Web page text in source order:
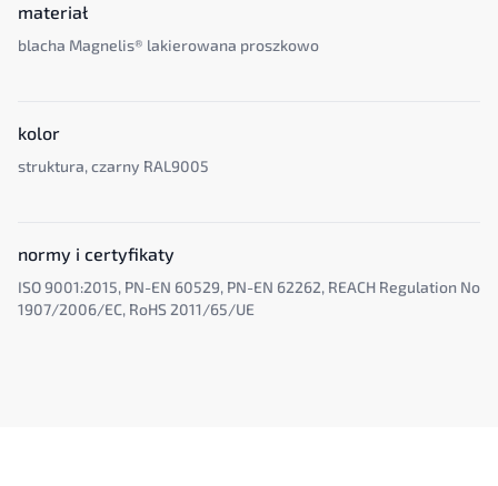
materiał
blacha Magnelis® lakierowana proszkowo
kolor
struktura, czarny RAL9005
normy i certyfikaty
ISO 9001:2015, PN-EN 60529, PN-EN 62262, REACH Regulation No
1907/2006/EC, RoHS 2011/65/UE